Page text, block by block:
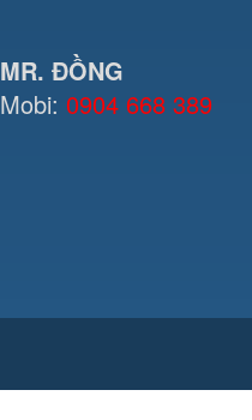
MR. ĐỒNG
Mobi: 0904 668 389